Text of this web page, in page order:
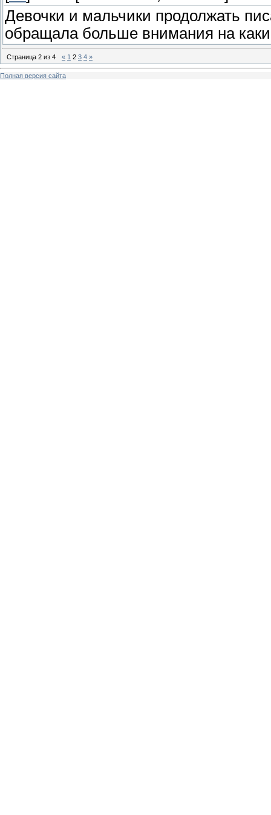
Девочки и мальчики продолжать
обращала больше внимания на
Страница 2 из 4 « 1 2 3 4 »
Полная версия сайта